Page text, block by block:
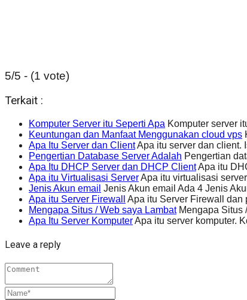
5/5 - (1 vote)
Terkait :
Komputer Server itu Seperti Apa Komputer server
Keuntungan dan Manfaat Menggunakan cloud vps
Apa Itu Server dan ClientApa itu server dan client.
Pengertian Database Server Adalah Pengertian
Apa Itu DHCP Server dan DHCP ClientApa itu
Apa itu Virtualisasi ServerApa itu virtualisasi
Jenis Akun email Jenis Akun email Ada 4 Jenis
Apa itu Server Firewall
Apa itu Server Firewall
Mengapa Situs / Web saya LambatMengapa Situs
Apa Itu Server KomputerApa itu server komputer.
Leave a reply